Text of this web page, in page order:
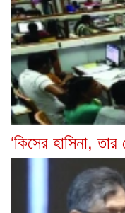
‘কিসের হাসিনা,